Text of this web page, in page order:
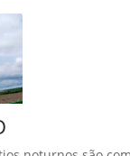
o mapa de
para consulta e